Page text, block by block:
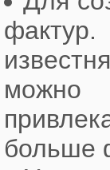
можно
больше